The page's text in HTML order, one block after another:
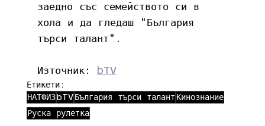
заедно със семейството си в
хола и да гледаш "България
търси талант".
Източник: bTV
Етикети:
НАТФИЗbTV България търси талант Кинознание
Руска рулетка